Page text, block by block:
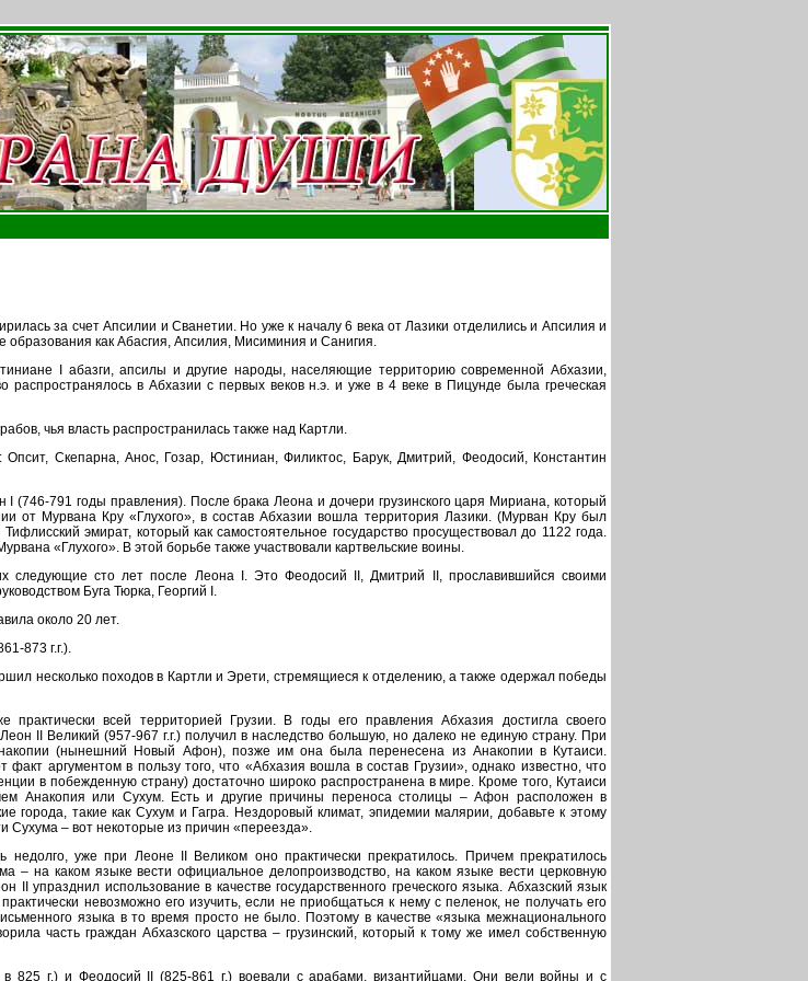
за счет Апсилии и Сванетии. Но уже к началу 6 века от Лазики отделились и Апсилия и
образования как Абасгия, Апсилия, Мисиминия и Санигия.
I абазги, апсилы и другие народы, населяющие территорию современной Абхазии,
распространялось в Абхазии с первых веков н.э. и уже в 4 веке в Пицунде была греческая
чья власть распространилась также над Картли.
Опсит, Скепарна, Анос, Гозар, Юстиниан, Филиктос, Барук, Дмитрий, Феодосий, Константин
I (746-791 годы правления). После брака Леона и дочери грузинского царя Мириана, который
от Мурвана Кру «Глухого», в состав Абхазии вошла территория Лазики. (Мурван Кру был
эмират, который как самостоятельное государство просуществовал до 1122 года.
«Глухого». В этой борьбе также участвовали картвельские воины.
следующие сто лет после Леона I. Это Феодосий II, Дмитрий II, прославившийся своими
Буга Тюрка, Георгий I.
около 20 лет.
873 г.г.).
несколько походов в Картли и Эрети, стремящиеся к отделению, а также одержал победы
практически всей территорией Грузии. В годы его правления Абхазия достигла своего
II Великий (957-967 г.г.) получил в наследство большую, но далеко не единую страну. При
(нынешний Новый Афон), позже им она была перенесена из Анакопии в Кутаиси.
факт аргументом в пользу того, что «Абхазия вошла в состав Грузии», однако известно, что
в побежденную страну) достаточно широко распространена в мире. Кроме того, Кутаиси
Анакопия или Сухум. Есть и другие причины переноса столицы – Афон расположен в
города, такие как Сухум и Гагра. Нездоровый климат, эпидемии малярии, добавьте к этому
Сухума – вот некоторые из причин «переезда».
недолго, уже при Леоне II Великом оно практически прекратилось. Причем прекратилось
– на каком языке вести официальное делопроизводство, на каком языке вести церковную
упразднил использование в качестве государственного греческого языка. Абхазский язык
невозможно его изучить, если не приобщаться к нему с пеленок, не получать его
языка в то время просто не было. Поэтому в качестве «языка межнационального
часть граждан Абхазского царства – грузинский, который к тому же имел собственную
825 г.) и Феодосий II (825-861 г.) воевали с арабами, византийцами. Они вели войны и с